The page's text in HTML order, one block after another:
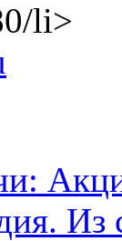
/li>
Из